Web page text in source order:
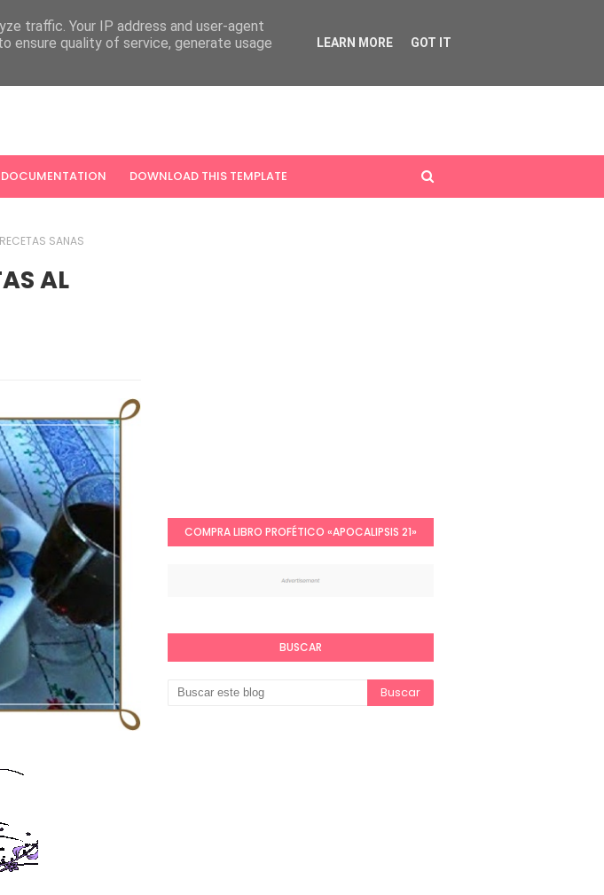
DOWNLOAD THIS TEMPLATE
SANAS
AL
COMPRA LIBRO PROFÉTICO «APOCALIPSIS 21»
BUSCAR
traffic. Your IP address and user-agent
ensure quality of service, generate usage
LEARN MORE GOT IT